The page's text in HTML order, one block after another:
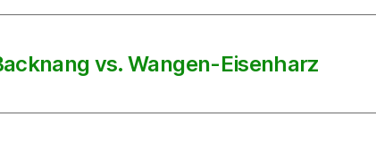
vs. Wangen-Eisenharz